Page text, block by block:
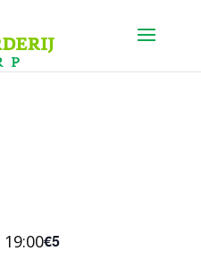
19:00€5